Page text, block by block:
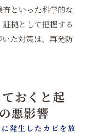
といった科学的な
拠として把握する
た対策は、再発防
おくと起
悪影響
発生したカビを放